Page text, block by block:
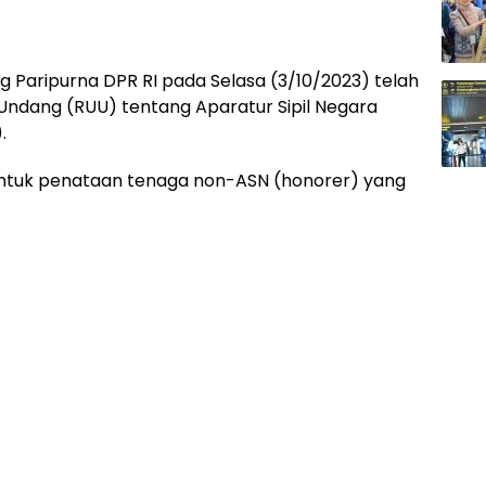
Paripurna DPR RI pada Selasa (3/10/2023) telah
(RUU) tentang Aparatur Sipil Negara
penataan tenaga non-ASN (honorer) yang